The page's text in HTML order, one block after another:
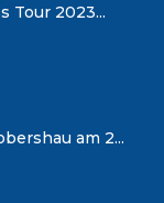
Tour 2023...
am 2...